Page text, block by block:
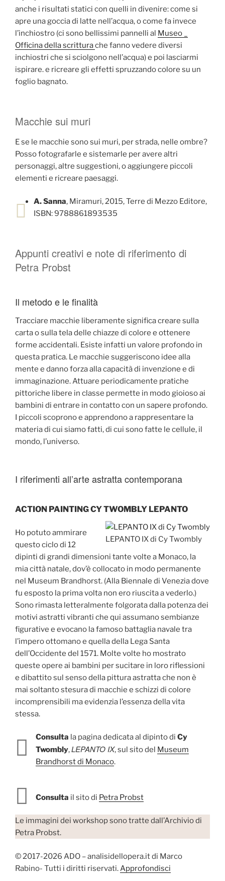
anche i risultati statici con quelli in divenire: come si
apre una goccia di latte nell’acqua, o come fa invece
l’inchiostro (ci sono bellissimi pannelli al Museo _
Officina della scritturache fanno vedere diversi
inchiostri che si sciolgono nell’acqua) e poi lasciarmi
ispirare. e ricreare gli effetti spruzzando colore su un
foglio bagnato.
Macchie sui muri
E se le macchie sono sui muri, per strada, nelle ombre?
Posso fotografarle e sistemarle per avere altri
personaggi, altre suggestioni, o aggiungere piccoli
elementi e ricreare paesaggi.
A. Sanna, Miramuri, 2015, Terre di Mezzo Editore,
ISBN: 9788861893535
Appunti creativi e note di riferimento di
Petra Probst
Il metodo e le finalità
Tracciare macchie liberamente significa creare sulla
carta o sulla tela delle chiazze di colore e ottenere
forme accidentali. Esiste infatti un valore profondo in
questa pratica. Le macchie suggeriscono idee alla
mente e danno forza alla capacità di invenzione e di
immaginazione. Attuare periodicamente pratiche
pittoriche libere in classe permette in modo gioioso ai
bambini di entrare in contatto con un sapere profondo.
I piccoli scoprono e apprendono a rappresentare la
materia di cui siamo fatti, di cui sono fatte le cellule, il
mondo, l’universo.
I riferimenti all’arte astratta contemporana
ACTION PAINTING CY TWOMBLY LEPANTO
LEPANTO IX di Cy Twombly
Ho potuto ammirare
questo ciclo di 12
dipinti di grandi dimensioni tante volte a Monaco, la
mia città natale, dov’è collocato in modo permanente
nel Museum Brandhorst. (Alla Biennale di Venezia dove
fu esposto la prima volta non ero riuscita a vederlo.)
Sono rimasta letteralmente folgorata dalla potenza dei
motivi astratti vibranti che qui assumano sembianze
figurative e evocano la famoso battaglia navale tra
l’impero ottomano e quella della Lega Santa
dell’Occidente del 1571. Molte volte ho mostrato
queste opere ai bambini per sucitare in loro riflessioni
e dibattito sul senso della pittura astratta che non è
mai soltanto stesura di macchie e schizzi di colore
incomprensibili ma evidenzia l’essenza della vita
stessa.
Consulta la pagina dedicata al dipinto di Cy
Twombly,LEPANTO IX, sul sito del Museum
Brandhorst di Monaco.
Consulta il sito di Petra Probst
Le immagini dei workshop sono tratte dall’Archivio di
Petra Probst.
© 2017-2026 ADO – analisidellopera.it di Marco
Rabino- Tutti i diritti riservati.Approfondisci